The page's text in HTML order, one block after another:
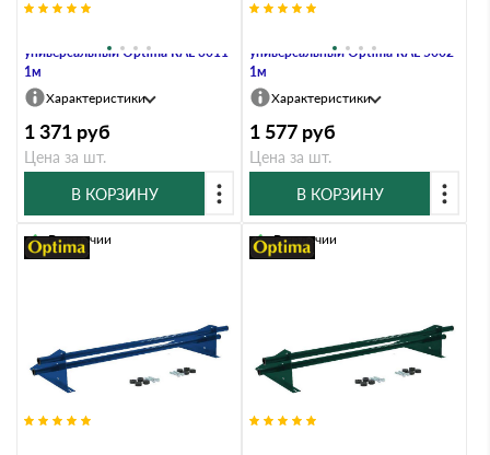
универсальный Optima RAL 3011
1м
Характеристики
1 371 руб
Цена за шт.
В КОРЗИНУ
универсальный Optima RAL 5002
1м
Характеристики
1 577 руб
Цена за шт.
В КОРЗИНУ
В наличии В наличии